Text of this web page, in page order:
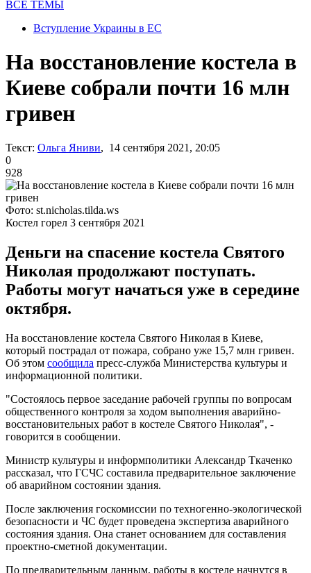
ВСЕ ТЕМЫ
Вступление Украины в ЕС
На восстановление костела в
Киеве собрали почти 16 млн
гривен
Текст: Ольга Яниви, 14 сентября 2021, 20:05
0
928
Фото: st.nicholas.tilda.ws
Костел горел 3 сентября 2021
Деньги на спасение костела Святого
Николая продолжают поступать.
Работы могут начаться уже в середине
октября.
На восстановление костела Святого Николая в Киеве,
который пострадал от пожара, собрано уже 15,7 млн гривен.
Об этом сообщила пресс-служба Министерства культуры и
информационной политики.
"Состоялось первое заседание рабочей группы по вопросам
общественного контроля за ходом выполнения аварийно-
восстановительных работ в костеле Святого Николая", -
говорится в сообщении.
Министр культуры и информполитики Александр Ткаченко
рассказал, что ГСЧС составила предварительное заключение
об аварийном состоянии здания.
После заключения госкомиссии по техногенно-экологической
безопасности и ЧС будет проведена экспертиза аварийного
состояния здания. Она станет основанием для составления
проектно-сметной документации.
По предварительным данным, работы в костеле начнутся в